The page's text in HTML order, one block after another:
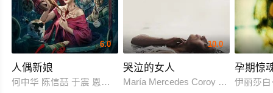
6.0
人偶新娘
何中华 陈信喆 于震 恩璟 侍宣如 尚娜 刘成瑞
10.0
哭泣的女人
María Mercedes Coroy Sabrina De
孕期惊
伊丽莎白